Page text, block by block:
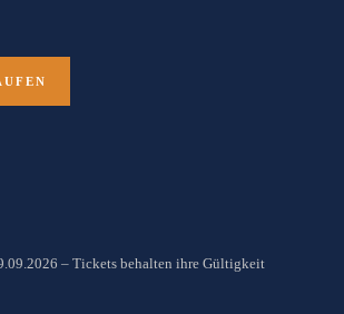
– Tickets behalten ihre Gültigkeit